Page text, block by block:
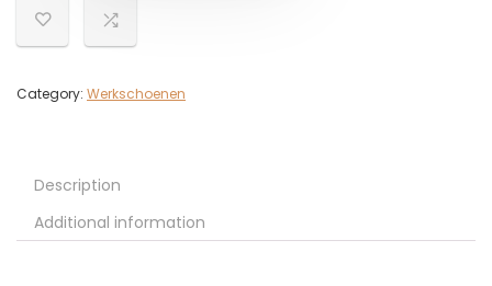
Category: Werkschoenen
Description
Additional information